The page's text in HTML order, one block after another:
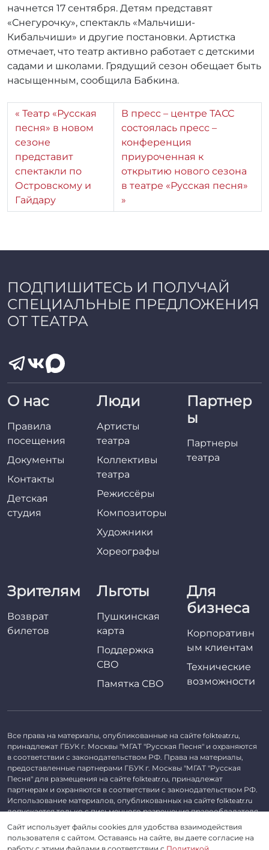
начнется 17 сентября. Детям представят
«Снегурочку», спектакль «Мальчиши-
Кибальчиши» и другие постановки. Артистка
отмечает, что театр активно работает с детскими
садами и школами. Грядущий сезон обещает быть
насыщенным, сообщила Бабкина.
Театр «Русская
песня» в новом
сезоне
представит
спектакли по
Островскому и
Гайдару
В пресс – центре ТАСС
состоялась пресс –
конференция
приуроченная к
открытию нового сезона
в театре «Русская песня»
ПОДПИШИТЕСЬ И ПОЛУЧАЙ
СПЕЦИАЛЬНЫЕ ПРЕДЛОЖЕНИЯ
ОТ ТЕАТРА
О нас
Правила
посещения
Документы
Контакты
Детская
студия
Люди
Артисты
театра
Коллективы
театра
Режиссёры
Композиторы
Художники
Хореографы
Партнер
ы
Партнеры
театра
Зрителям
Возврат
билетов
Льготы
Пушкинская
карта
Поддержка
СВО
Памятка СВО
Для
бизнеса
Корпоративн
ым клиентам
Технические
возможности
Все права на материалы, опубликованные на сайте folkteatr.ru,
принадлежат ГБУК г. Москвы "МГАТ "Русская Песня" и охраняются
в соответствии с законодательством РФ. Права на материалы,
предоставленные партнерами ГБУК г. Москвы "МГАТ "Русская
Песня" для размещения на сайте folkteatr.ru, принадлежат
партнерам и охраняются в соответствии с законодательством РФ.
Использование материалов, опубликованных на сайте folkteatr.ru
допускается только с письменного разрешения правообладателя.
©2026 ГБУК г. Москвы «МГАТ «Русская песня». ОГРН 1027739279182,
ИНН 7714039052.
Сайт использует файлы cookies для удобства взаимодействия
пользователя с сайтом. Оставаясь на сайте, вы даете согласие на